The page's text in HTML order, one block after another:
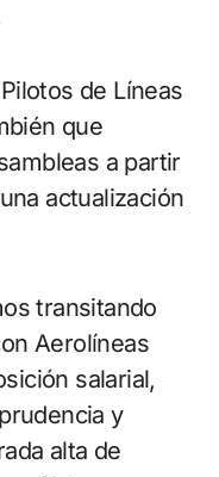
de Líneas
que
a partir
actualización
transitando
Aerolíneas
salarial,
y
alta de